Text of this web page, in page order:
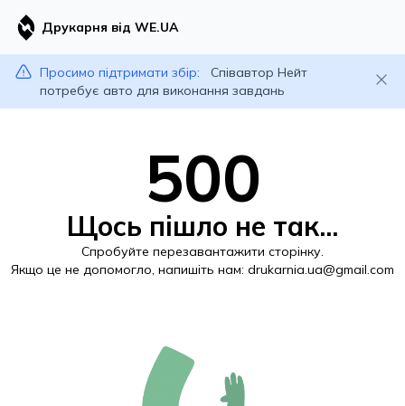
Друкарня від WE.UA
Просимо підтримати збір:
Співавтор Нейт
потребує авто для виконання завдань
500
Щось пішло не так...
Спробуйте перезавантажити сторінку.
Якщо це не допомогло, напишіть нам: drukarnia.ua@gmail.com